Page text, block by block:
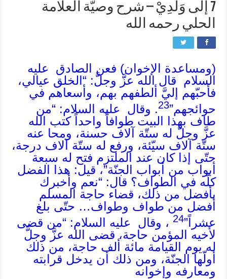
7 إلى وَلَدِيْ – شرح وصيّة العلامة
الحلي رحمه الله
(ومساعدة الإخوان) فعن الصادق عليه
السلام قال الله عزَّ وجلَّ: “الخلق عيالي،
فأحبّهم إليَّ ألطفهم بهم، وأسعاهم في
حوائجهم”23. وقال عليه السلام: “من
طاف بهذا البيت طوافاً واحداً كتب الله
عزَّ وجلَّ له ستّة آلاف حسنة، ومحا عنه
ستّة آلاف سيّئة، ورفع له ستّة آلاف درجة،
حتّى إذا كان عند الملتزم فتح له سبعة
أبواب من أبواب الجنّة”، قيل: هذا الفضل
كلّه في الطواف؟ قال: “نعم وأخبرك
بأفضل من ذلك، قضاء حاجة المسلم
أفضل من طواف وطواف… حتّى بلغ
عشراً”24 ، وقال عليه السلام: “من قضى
لأخيه المؤمن حاجة، قضى الله عزَّ وجلَّ
له يوم القيامة مائة ألف حاجة، من ذلك
أولّها الجنّة، ومن ذلك أن يدخل قرابته
ومعارفه وإخوانه